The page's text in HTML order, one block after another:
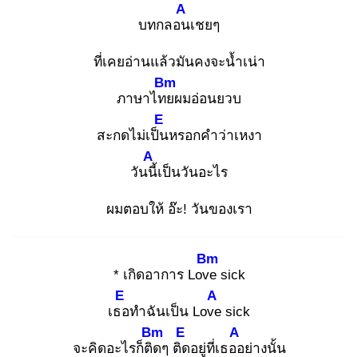
บทกลอน
A
เชยๆ
ที่เคยอ่านแล้วมันคงจะน้ำเน่า
ภาษาไทย
Bm
ผมอ่อนยวบ
สะกดไม่เป็น
E
หรอกคำว่าเหงา
วันนี้
A
เป็นวันอะไร
ผมตอบให้ อ๊ะ! วันของเรา
* เกิดอาการ Love
Bm
sick
เธอ
E
ทำฉันเป็น Love
A
sick
จะคิดอะไรก็ติด
Bm
ๆ ติด
E
อยู่ที่เธออ
A
ย่างนั้น